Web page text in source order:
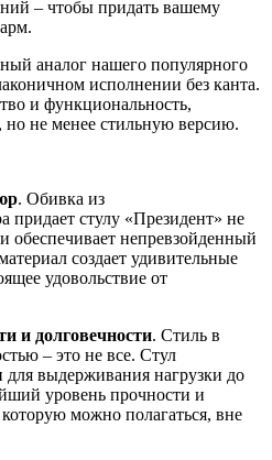
– чтобы придать вашему
аналог нашего популярного
исполнении без канта.
и функциональность,
не менее стильную версию.
. Обивка из
придает стулу «Президент» не
обеспечивает непревзойденный
создает удивительные
удовольствие от
и долговечности. Стиль в
– это не все. Стул
для выдерживания нагрузки до
уровень прочности и
можно полагаться, вне